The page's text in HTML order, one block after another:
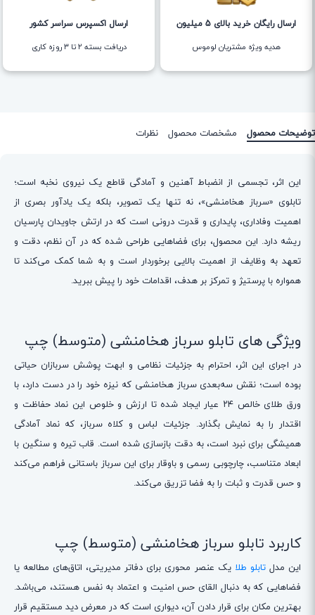
ارسال رایگان خرید بالای 5 میلیون
هدیه ویژه مشتریان لوموس
ارسال اکسپرس سراسر کشور
دریافت بسته ۲ تا ۳ روزه کاری
توضیحات محصول مشخصات محصول نظرات
این اثر، تجسمی از انضباط آهنین و آمادگی قاطع یک نیروی نخبه است؛
تابلوی «سرباز هخامنشی»، نه تنها یک تصویر، بلکه یک یادآور بصری از
اهمیت وفاداری، پایداری و قدرت درونی است که در ارتش جاویدان پارسیان
ریشه دارد. این محصول، برای فضاهایی طراحی شده که در آن نظم، دقت و
تعهد به وظایف از اهمیت بالایی برخوردار است و به شما کمک می‌کند تا
همواره با پرستیژ و تمرکز بر هدف، اقدامات خود را پیش ببرید.
ویژگی های تابلو سرباز هخامنشی (متوسط) چپ
در اجرای این اثر، احترام به جزئیات نظامی و ابهت پوشش سربازان حیاتی
بوده است؛ نقش سه‌بعدی سرباز هخامنشی که نیزه خود را در دست دارد، با
ورق طلای خالص ۲۴ عیار ایجاد شده تا ارزش و خلوص این نماد حفاظت و
اقتدار را به نمایش بگذارد. جزئیات لباس و کلاه سرباز، که نماد آمادگی
همیشگی برای نبرد است، به دقت بازسازی شده است. قاب تیره و سنگین با
ابعاد متناسب، چارچوبی رسمی و باوقار برای این سرباز باستانی فراهم می‌کند
و حس قدرت و ثبات را به فضا تزریق می‌کند.
کاربرد تابلو سرباز هخامنشی (متوسط) چپ
این مدلتابلو طلا یک عنصر محوری برای دفاتر مدیریتی، اتاق‌های مطالعه یا
فضاهایی که به دنبال القای حس امنیت و اعتماد به نفس هستند، می‌باشد.
بهترین مکان برای قرار دادن آن، دیواری است که در معرض دید مستقیم قرار